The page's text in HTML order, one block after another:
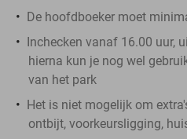
De hoofdboeker moet
Inchecken vanaf 16.00 uur,
hierna kun je nog wel
van het park
Het is niet mogelijk om
ontbijt, voorkeursligging,